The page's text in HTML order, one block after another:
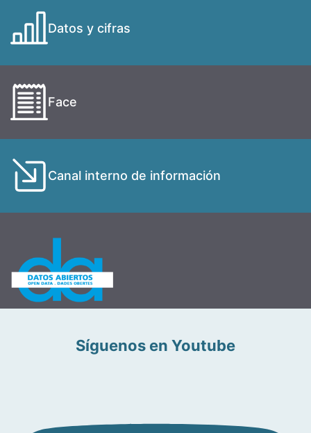
Datos y cifras
Face
Canal interno de información
Síguenos en Youtube